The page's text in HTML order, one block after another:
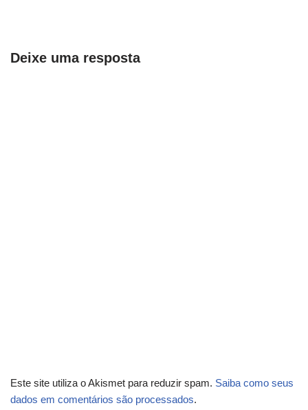
Deixe uma resposta
Este site utiliza o Akismet para reduzir spam. Saiba como seus
dados em comentários são processados.